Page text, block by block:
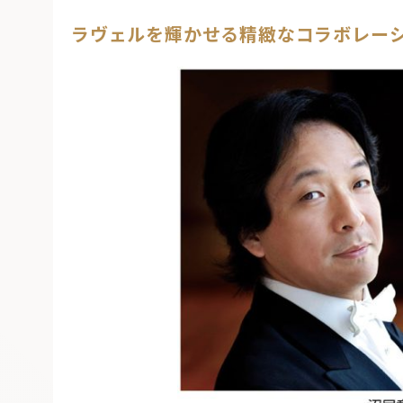
ラヴェルを輝かせる精緻なコラボレー